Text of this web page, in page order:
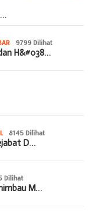
9799 Dilihat
H&#038…
8145 Dilihat
D…
Dilihat
M…